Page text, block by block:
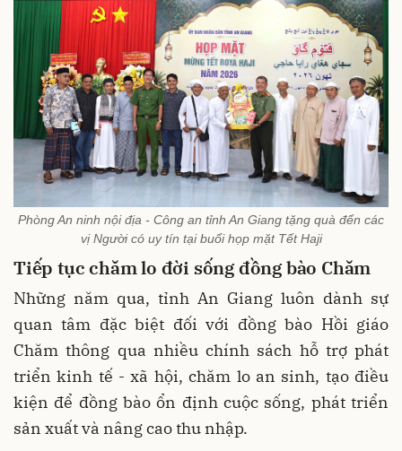
Phòng An ninh nội địa - Công an tỉnh An Giang tặng quà đến các
vị Người có uy tín tại buổi họp mặt Tết Haji
Tiếp tụcchăm lo đời sống đồng bào Chăm
Những năm qua, tỉnh An Giang luôn dành sự
quan tâm đặc biệt đối với đồng bào Hồi giáo
Chăm thông qua nhiều chính sách hỗ trợ phát
triển kinh tế - xã hội, chăm lo an sinh, tạo điều
kiện để đồng bào ổn định cuộc sống, phát triển
sản xuất và nâng cao thu nhập.